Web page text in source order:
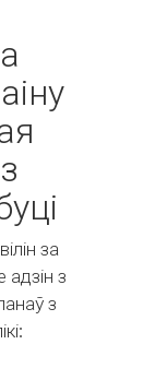
за
з
з